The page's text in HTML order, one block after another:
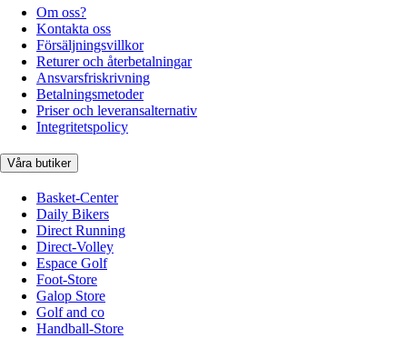
Om oss?
Kontakta oss
Försäljningsvillkor
Returer och återbetalningar
Ansvarsfriskrivning
Betalningsmetoder
Priser och leveransalternativ
Integritetspolicy
Våra butiker
Basket-Center
Daily Bikers
Direct Running
Direct-Volley
Espace Golf
Foot-Store
Galop Store
Golf and co
Handball-Store